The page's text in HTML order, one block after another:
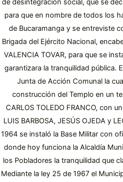
de desintegración social, que se
para que en nombre de todos los
de Bucaramanga y se entreviste
Brigada del Ejército Nacional,
VALENCIA TOVAR, para que se
garantizara la tranquilidad pública.
Junta de Acción Comunal la
construcción del Templo en un
CARLOS TOLEDO FRANCO, con
LUIS BARBOSA, JESÚS OJEDA y
1964 se instaló la Base Militar con
donde hoy funciona la Alcaldía
los Pobladores la tranquilidad que
Mediante la ley 25 de 1967 el